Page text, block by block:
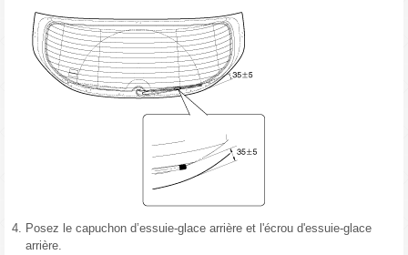
4. Posez le capuchon d’essuie-glace arrière et l'écrou d'essuie-glace
arrière.